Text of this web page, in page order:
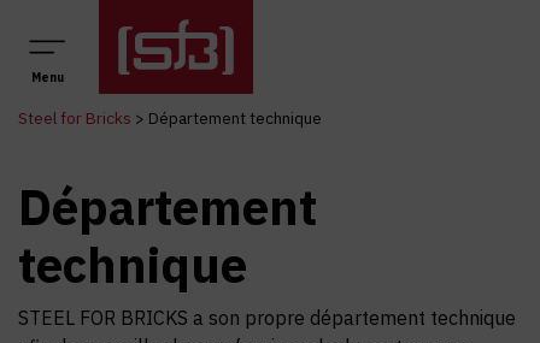
Navigation principale
Menu
Steel for Bricks > Département technique
Département
technique
STEEL FOR BRICKS a son propre département technique